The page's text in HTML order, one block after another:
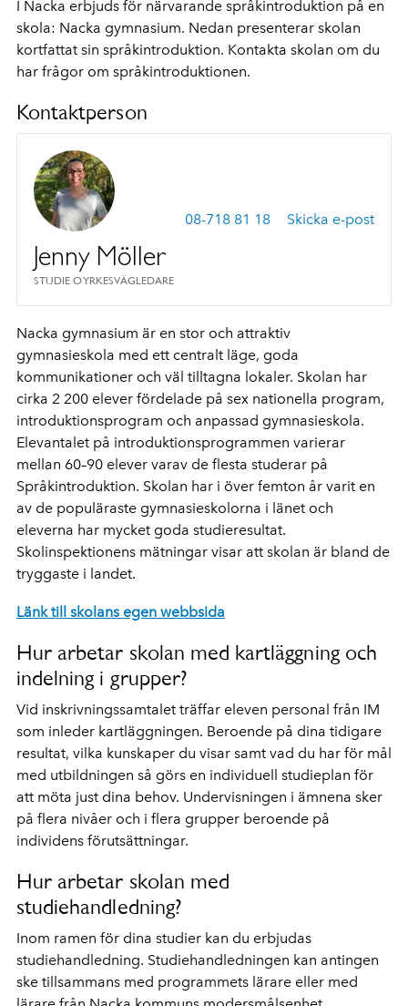
I Nacka erbjuds för närvarande språkintroduktion på en
skola: Nacka gymnasium. Nedan presenterar skolan
kortfattat sin språkintroduktion. Kontakta skolan om du
har frågor om språkintroduktionen.
Kontaktperson
Jenny Möller
STUDIE O YRKESVÄGLEDARE
08-718 81 18 Skicka e-post
Nacka gymnasium är en stor och attraktiv
gymnasieskola med ett centralt läge, goda
kommunikationer och väl tilltagna lokaler. Skolan har
cirka 2 200 elever fördelade på sex nationella program,
introduktionsprogram och anpassad gymnasieskola.
Elevantalet på introduktionsprogrammen varierar
mellan 60–90 elever varav de flesta studerar på
Språkintroduktion. Skolan har i över femton år varit en
av de populäraste gymnasieskolorna i länet och
eleverna har mycket goda studieresultat.
Skolinspektionens mätningar visar att skolan är bland de
tryggaste i landet.
Länk till skolans egen webbsida
Hur arbetar skolan med kartläggning och
indelning i grupper?
Vid inskrivningssamtalet träffar eleven personal från IM
som inleder kartläggningen. Beroende på dina tidigare
resultat, vilka kunskaper du visar samt vad du har för mål
med utbildningen så görs en individuell studieplan för
att möta just dina behov. Undervisningen i ämnena sker
på flera nivåer och i flera grupper beroende på
individens förutsättningar.
Hur arbetar skolan med
studiehandledning?
Inom ramen för dina studier kan du erbjudas
studiehandledning. Studiehandledningen kan antingen
ske tillsammans med programmets lärare eller med